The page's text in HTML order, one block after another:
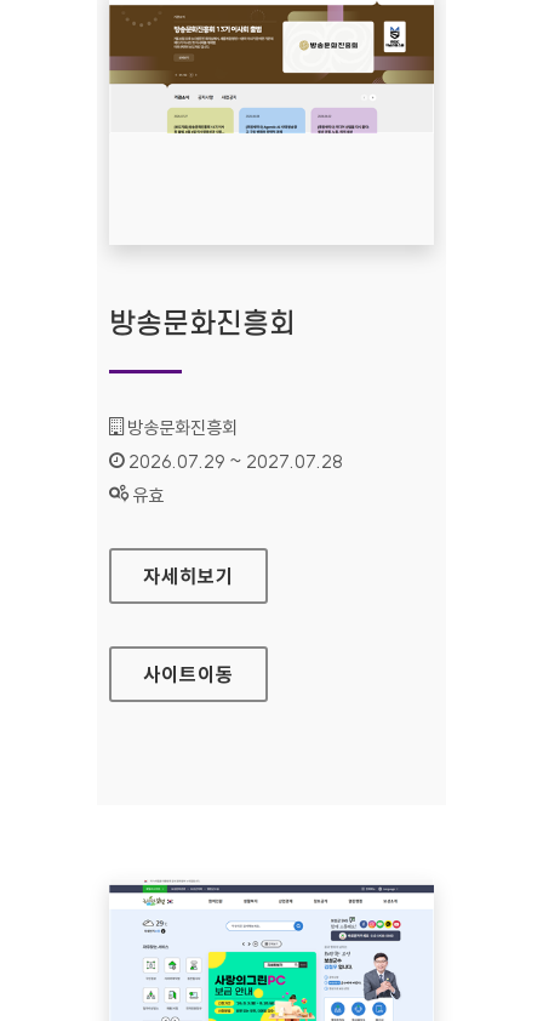
방송문화진흥회
기관명 :
방송문화진흥회
인증기간 :
2026.07.29 ~ 2027.07.28
상태 :
유효
방송문화진흥회
자세히보기
사이트이동